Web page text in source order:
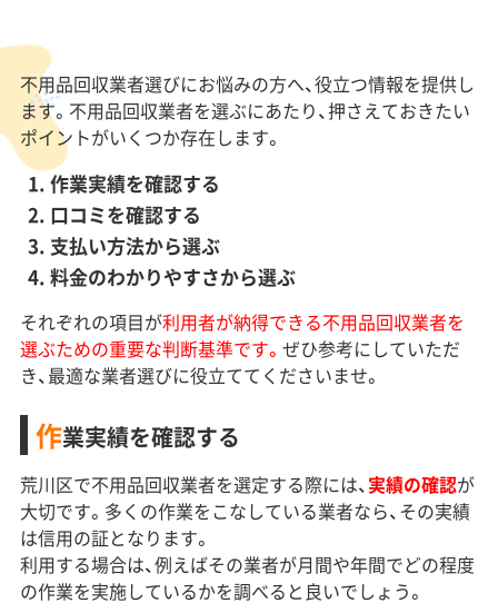
不用品回収業者選びにお悩みの方へ、役立つ情報を提供し
ます。不用品回収業者を選ぶにあたり、押さえておきたい
ポイントがいくつか存在します。
作業実績を確認する
口コミを確認する
支払い方法から選ぶ
料金のわかりやすさから選ぶ
それぞれの項目が利用者が納得できる不用品回収業者を
選ぶための重要な判断基準です。 ぜひ参考にしていただ
き、最適な業者選びに役立ててくださいませ。
作業実績を確認する
荒川区で不用品回収業者を選定する際には、実績の確認が
大切です。多くの作業をこなしている業者なら、その実績
は信用の証となります。
利用する場合は、例えばその業者が月間や年間でどの程度
の作業を実施しているかを調べると良いでしょう。